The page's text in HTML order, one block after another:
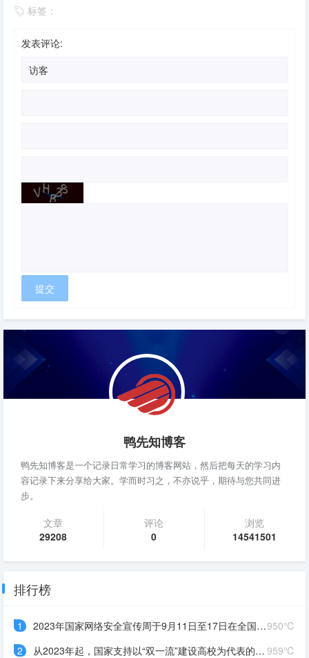
标签：
发表评论:
鸭先知博客
鸭先知博客是一个记录日常学习的博客网站，然后把每天的学习内
容记录下来分享给大家。学而时习之，不亦说乎，期待与您共同进
步。
文章
29208
评论
0
浏览
14541501
排行榜
950℃
1
2023年国家网络安全宣传周于9月11日至17日在全国范围内举办，主题是“____”
959℃
2
从2023年起，国家支持以“双一流”建设高校为代表的高水平高校选拔专业成绩优秀且乐教适教的学生作为“____”研究生，在强化学科专业课程学习的同时，系统学习不少于26学分的教师教育模块课程（含参加教育实践），通过该计划研究生培养吸引优秀人才从教，为中小学输送一批教育情怀深厚、专业素养卓越、教学基本功扎实的优秀教师